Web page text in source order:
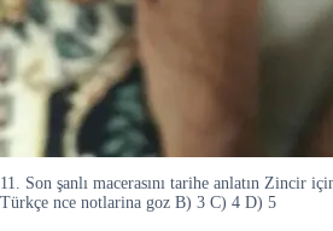
11. Son şanlı macerasını tarihe anlatın Zincir
Türkçe nce notlarina goz B) 3 C) 4 D) 5